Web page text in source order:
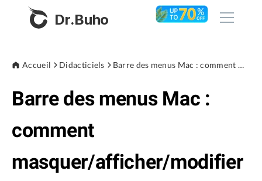
Dr.Buho
Produits
BuhoCleaner
BuhoRepair
Boutique
Blog
Accueil Didacticiels Barre des menus Mac : comment masquer/afficher/modifier/personnaliser/changer la couleur
Barre des menus Mac :
comment
masquer/afficher/modifier